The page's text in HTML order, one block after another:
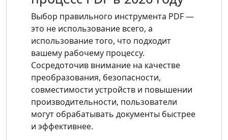
Выбор правильного инструмента PDF —
это не использование всего, а
использование того, что подходит
вашему рабочему процессу.
Сосредоточив внимание на качестве
преобразования, безопасности,
совместимости устройств и повышении
производительности, пользователи
могут обрабатывать документы быстрее
и эффективнее.